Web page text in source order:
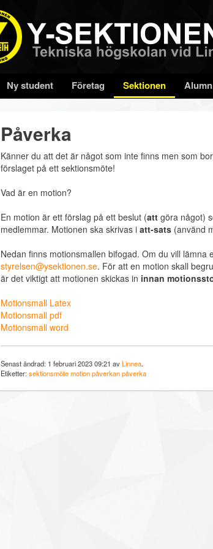
Ny student Företag Sektionen Alumn
Påverka
Känner du att det är något som inte finns men som
förslaget på ett sektionsmöte!
Vad är en motion?
En motion är ett förslag på ett beslut (attgöra något)
medlemmar. Motionen ska skrivas i att-sats (använd
Nedan finns motionsmallen bifogad. Om du vill
styrelsen@ysektionen.se. För att en motion skall
är det viktigt att motionen skickas in innan
Motionsmall Latex
Motionsmall pdf
Motionsmall word
Senast ändrad: 1 februari 2023 09:21 avLinnea.
Etiketter:sektionsmöte motion påverkan påverka